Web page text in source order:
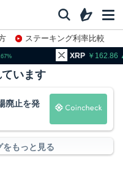
ステーキング利率比較
162.86
います
廃止を発
をもっと見る